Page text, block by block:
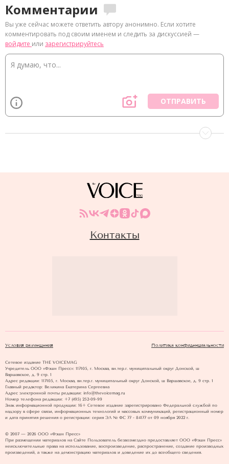
Комментарии
Вы уже сейчас можете ответить автору анонимно. Если хотите
комментировать под своим именем и следить за дискуссией —
войдите или зарегистрируйтесь
ОТПРАВИТЬ
Контакты
Условия размещения Политика конфиденциальности
Сетевое издание THE VOICEMAG
Учредитель ООО «Фэшн Пресс»: 117105, г. Москва, вн.тер.г. муниципальный округ Донской, ш
Варшавское, д. 9 стр. 1
Адрес редакции: 117105, г. Москва, вн.тер.г. муниципальный округ Донской, ш Варшавское, д. 9 стр. 1
Главный редактор: Великина Екатерина Сергеевна
Адрес электронной почты редакции: info@thevoicemag.ru
Номер телефона редакции: +7 (495) 252-09-99
Знак информационной продукции: 16+ Cетевое издание зарегистрировано Федеральной службой по
надзору в сфере связи, информационных технологий и массовых коммуникаций, регистрационный номер
и дата принятия решения о регистрации: серия ЭЛ № ФС 77 - 84177 от 09 ноября 2022 г.
© 2007 — 2026 ООО «Фэшн Пресс»
При размещении материалов на Сайте Пользователь безвозмездно предоставляет ООО «Фэшн Пресс»
неисключительные права на использование, воспроизведение, распространение, создание производных
произведений, а также на демонстрацию материалов и доведение их до всеобщего сведения.